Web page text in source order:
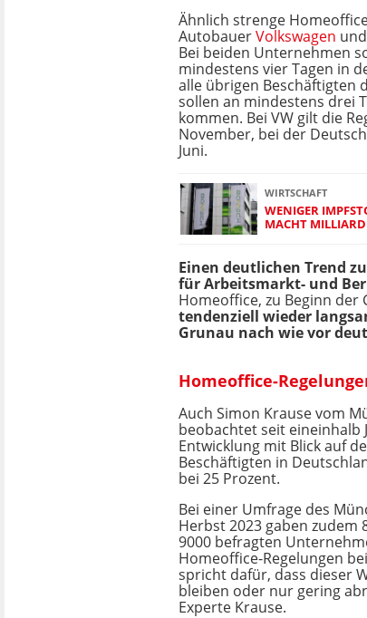
Ähnlich strenge
AutobauerVolkswagen
Bei beiden Unternehmen
mindestens vier Tagen in
alle übrigen Beschäftigten
sollen an mindestens drei
kommen. Bei VW gilt die
November, bei der
Juni.
WIRTSCHAFT
WENIGER
MACHT
Einen deutlichen Trend
für Arbeitsmarkt- und
Homeoffice, zu Beginn der
tendenziell wieder
Grunau nach wie vor
Homeoffice-
Auch Simon Krause vom
beobachtet seit eineinhalb
Entwicklung mit Blick auf
Beschäftigten in
bei 25 Prozent.
Bei einer Umfrage des
Herbst 2023 gaben zudem
9000 befragten
Homeoffice-Regelungen
spricht dafür, dass dieser
bleiben oder nur gering
Experte Krause.